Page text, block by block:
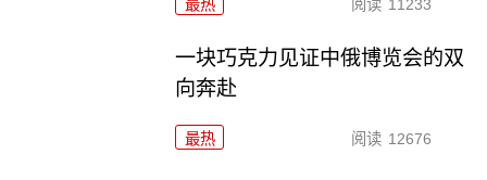
最热 阅读 11233
一块巧克力见证中俄博览会的双
向奔赴
最热 阅读 12676